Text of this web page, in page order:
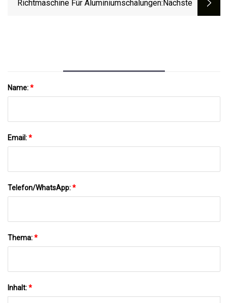
Richtmaschine Für Aluminiumschalungen:nächste
Name:*
Email:*
Telefon/WhatsApp:*
Thema:*
Inhalt:*